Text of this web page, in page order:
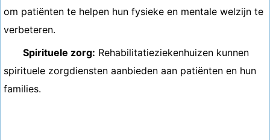
om patiënten te helpen hun fysieke en mentale welzijn te
verbeteren.
Spirituele zorg: Rehabilitatieziekenhuizen kunnen
spirituele zorgdiensten aanbieden aan patiënten en hun
families.